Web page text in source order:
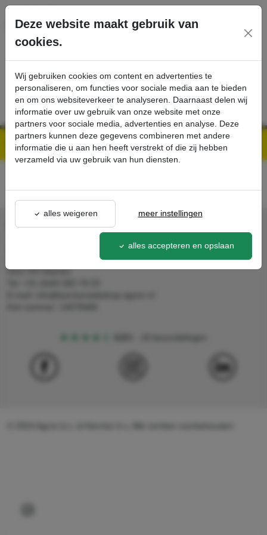
Ga direct naar de hoofdinhoud van deze pagina.
SERVICE PRODUCTEN CONTACT
Kärcher Professional Webshop | Scherpe prijzen & Snel geleverd Acties - Exclusieve Kortingen & Promoties voorjaar-actie-hogedrukreinigers detail - - Kärcher Professional Webshop
CONTACT
6411 RS Heerlen
Deze website maakt gebruik van
cookies.
Wij gebruiken cookies om content en advertenties te
personaliseren, om functies voor sociale media aan te bieden
en om ons websiteverkeer te analyseren. Daarnaast delen wij
informatie over uw gebruik van onze website met onze
partners voor sociale media, advertenties en analyse. Deze
partners kunnen deze gegevens combineren met andere
informatie die u aan hen heeft verstrekt of die zij hebben
verzameld via uw gebruik van hun diensten.
alles weigeren meer instellingen
alles accepteren en opslaan